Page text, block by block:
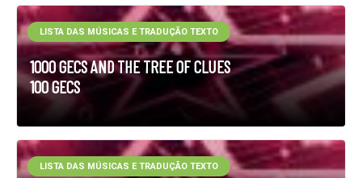
1000 GECS AND THE TREE OF CLUES
100 GECS
LISTA DAS MÚSICAS E TRADUÇÃO TEXTO
LISTA DAS MÚSICAS E TRADUÇÃO TEXTO